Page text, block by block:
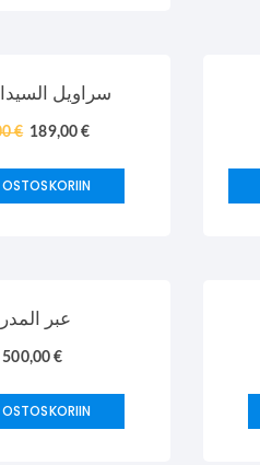
سراويل
€ 189,00€
عبر
500,00€